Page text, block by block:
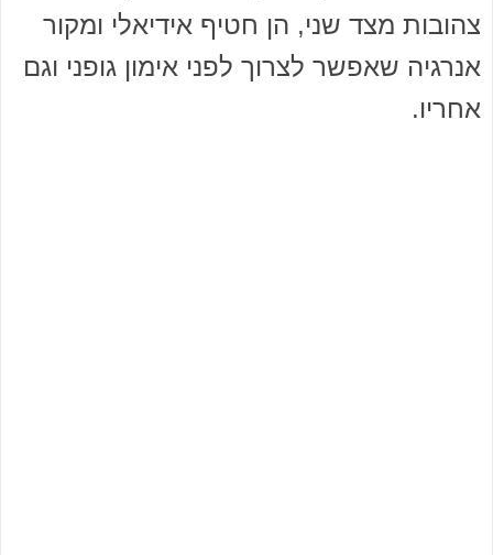
צהובות מצד שני, הן חטיף אידיאלי ומקור
אנרגיה שאפשר לצרוך לפני אימון גופני וגם
אחריו.